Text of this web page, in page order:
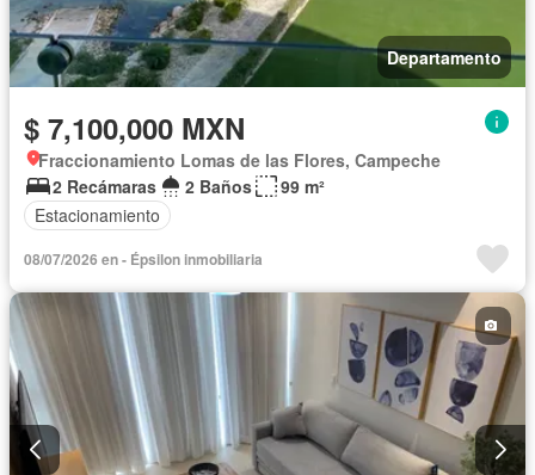
Departamento
$ 7,100,000 MXN
Fraccionamiento Lomas de las Flores, Campeche
2 Recámaras
2 Baños
99 m²
Estacionamiento
08/07/2026 en - Épsilon inmobiliaria